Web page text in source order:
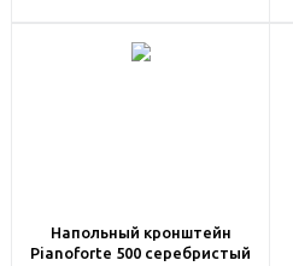
Напольный кронштейн
Pianoforte 500 серебристый